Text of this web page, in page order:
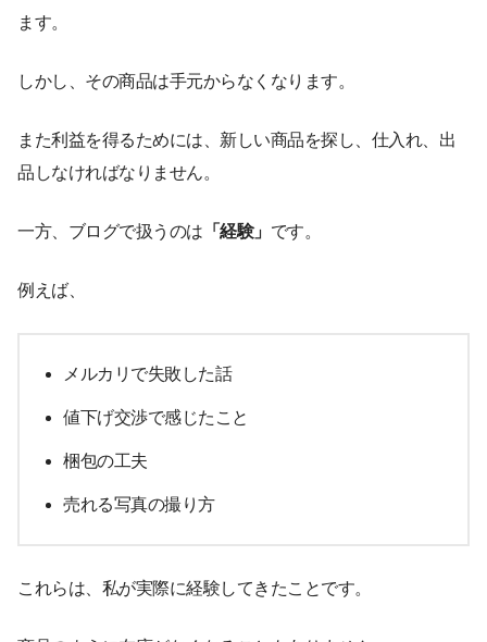
ます。
しかし、その商品は手元からなくなります。
また利益を得るためには、新しい商品を探し、仕入れ、出
品しなければなりません。
一方、ブログで扱うのは 「経験」 です。
例えば、
メルカリで失敗した話
値下げ交渉で感じたこと
梱包の工夫
売れる写真の撮り方
これらは、私が実際に経験してきたことです。